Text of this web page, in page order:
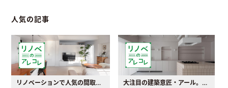
人気の記事
リノベーションで人気の間取りとは？トレンドの間取りと実例を徹底解説 大注目の建築意匠・アール。人気の理由と空間に取り入れるポイント